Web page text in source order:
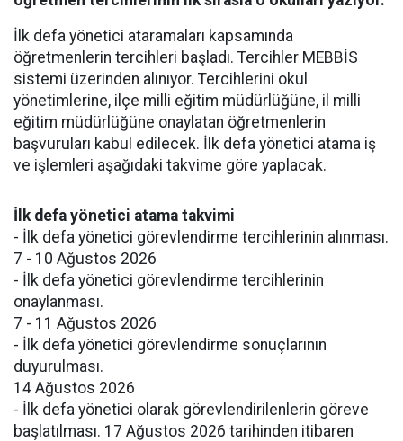
İlk defa yönetici ataramaları kapsamında
öğretmenlerin tercihleri başladı. Tercihler MEBBİS
sistemi üzerinden alınıyor. Tercihlerini okul
yönetimlerine, ilçe milli eğitim müdürlüğüne, il milli
eğitim müdürlüğüne onaylatan öğretmenlerin
başvuruları kabul edilecek. İlk defa yönetici atama iş
ve işlemleri aşağıdaki takvime göre yaplacak.
İlk defa yönetici atama takvimi
- İlk defa yönetici görevlendirme tercihlerinin alınması.
7 - 10 Ağustos 2026
- İlk defa yönetici görevlendirme tercihlerinin
onaylanması.
7 - 11 Ağustos 2026
- İlk defa yönetici görevlendirme sonuçlarının
duyurulması.
14 Ağustos 2026
- İlk defa yönetici olarak görevlendirilenlerin göreve
başlatılması. 17 Ağustos 2026 tarihinden itibaren